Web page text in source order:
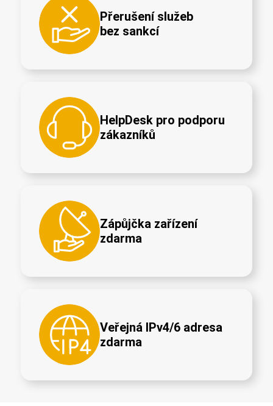
Přerušení služeb
bez sankcí
HelpDesk pro podporu
zákazníků
Zápůjčka zařízení
zdarma
Veřejná IPv4/6 adresa
zdarma